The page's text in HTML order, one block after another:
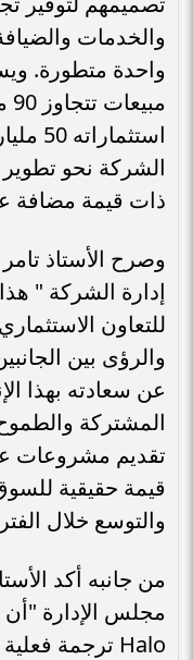
والخدمات
واحدة متطورة.
الشركة نحو
ذات قيمة مضافة
وصرح الأستاذ
إدارة الشركة "
للتعاون
والرؤى بين
عن سعادته بهذا
المشتركة والطموح
تقديم مشروعات
قيمة حقيقية
والتوسع خلال
من جانبه أكد